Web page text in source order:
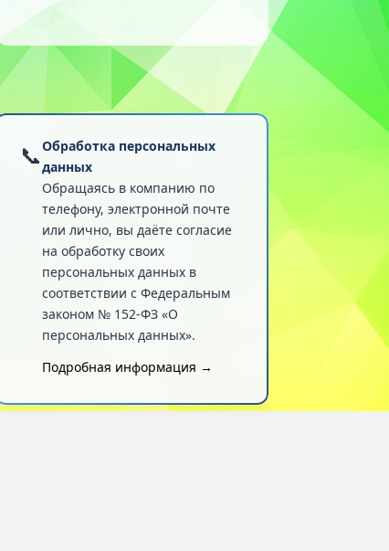
📞Обработка персональных
данных
Обращаясь в компанию по
телефону, электронной почте
или лично, вы даёте согласие
на обработку своих
персональных данных в
соответствии с Федеральным
законом № 152-ФЗ «О
персональных данных».
Подробная информация →